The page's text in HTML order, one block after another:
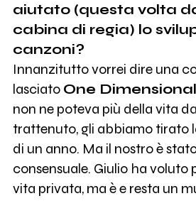
aiutato (questa volta
cabina di regia) lo
canzoni?
Innanzitutto vorrei dire una
lasciato One
non ne poteva più della vita
trattenuto, gli abbiamo tirato
di un anno. Ma il nostro è
consensuale. Giulio ha voluto
vita privata, ma è e resta un